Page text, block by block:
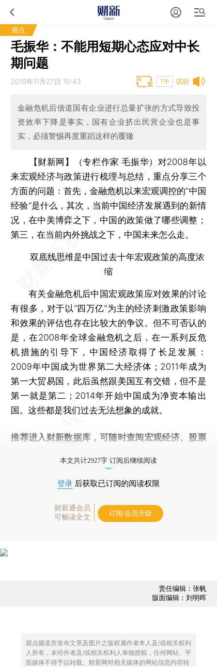
观点
毛振华：不能用短期心态应对中长
期问题
试听
2019年11月27日 10:43 T中
金融危机后借道国有企业进行总量扩张的方式导致投
资效率下降是事实，国有企业挤出民营企业也是事
实，必须警惕再度重蹈这样的覆辙
【财新网】（专栏作家 毛振华） 对2008年以
来宏观经济与政策进行梳理与总结，重点分享三个
方面的问题：首先，金融危机以来宏观调控的“中国
经验”是什么，其次，当前中国经济发展遇到的新情
况，在中美博弈之下，中国的政策做了哪些调整；
第三，在当前内外挑战之下，中国未来怎么走。
双底线思维是中国过去十年宏观政策的高度浓
缩
有关金融危机后中国宏观政策应对效果的讨论
有很多，对于以“四万亿”为主的经济刺激政策影响
和效果的评估也存在比较大的争议。但不可否认的
是，在2008年全球金融危机之后，在一系列反危
机措施的引导下，中国经济取得了长足发展：
2009年中国成为世界第二大经济体；2011年成为
第一大贸易国，此后虽然跟美国互有交错，但不是
第一就是第二；2014年开始中国成为净资本输出
国。这些都是我们过去无法想象的成就。
推荐进入 财新数据库 ，可随时查阅宏观经济、股票
本文共计2927字 订阅后继续阅读
登录 后获取已订阅的阅读权限
财新通会员
可畅读全文
订阅/会员升级
责任编辑：张帆
版面编辑：刘明晖
观点频道所发布文章及图片之版权属作者本人及/或相关权利
人所有，未经作者及/或相关权利人单独授权，任何网站、平
面媒体不得予以转载。财新网对相关媒体的网站信息内容转